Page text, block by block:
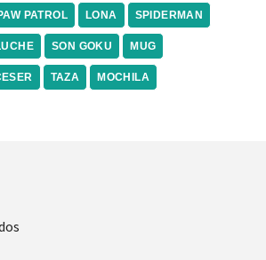
PATROL LONA SPIDERMAN
SON GOKU MUG
TAZA MOCHILA